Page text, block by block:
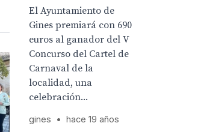
El Ayuntamiento de
Gines premiará con 690
euros al ganador del V
Concurso del Cartel de
Carnaval de la
localidad, una
celebración...
gines • hace 19 años